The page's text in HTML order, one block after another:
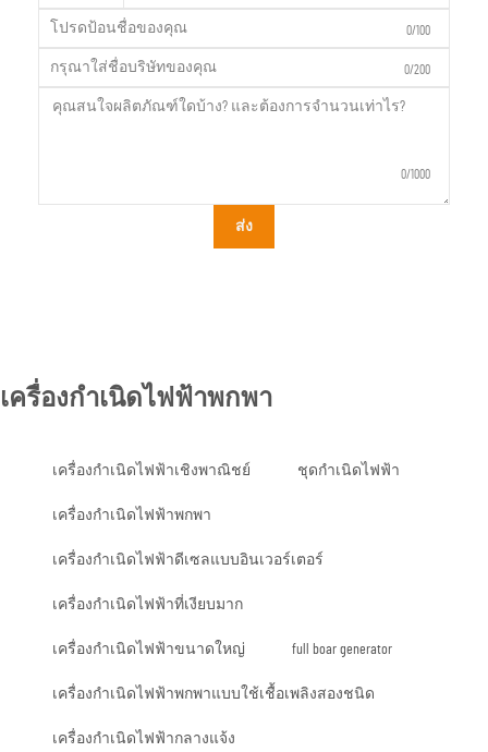
0/100
0/200
0/1000
ส่ง
เครื่องกำเนิดไฟฟ้าพกพา
เครื่องกำเนิดไฟฟ้าเชิงพาณิชย์ ชุดกำเนิดไฟฟ้า
เครื่องกำเนิดไฟฟ้าพกพา
เครื่องกำเนิดไฟฟ้าดีเซลแบบอินเวอร์เตอร์
เครื่องกำเนิดไฟฟ้าที่เงียบมาก
เครื่องกำเนิดไฟฟ้าขนาดใหญ่ full boar generator
เครื่องกำเนิดไฟฟ้าพกพาแบบใช้เชื้อเพลิงสองชนิด
เครื่องกำเนิดไฟฟ้ากลางแจ้ง